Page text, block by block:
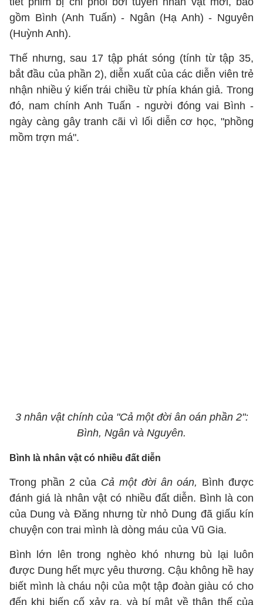
gồm Bình (Anh Tuấn) - Ngân (Hạ Anh) - Nguyên
(Huỳnh Anh).
Thế nhưng, sau 17 tập phát sóng (tính từ tập 35,
bắt đầu của phần 2), diễn xuất của các diễn viên trẻ
nhận nhiều ý kiến trái chiều từ phía khán giả. Trong
đó, nam chính Anh Tuấn - người đóng vai Bình -
ngày càng gây tranh cãi vì lối diễn cơ học, "phồng
mồm trợn má".
3 nhân vật chính của "Cả một đời ân oán phần 2":
Bình, Ngân và Nguyên.
Bình là nhân vật có nhiều đất diễn
Trong phần 2 của Cả một đời ân oán, Bình được
đánh giá là nhân vật có nhiều đất diễn. Bình là con
của Dung và Đăng nhưng từ nhỏ Dung đã giấu kín
chuyện con trai mình là dòng máu của Vũ Gia.
Bình lớn lên trong nghèo khó nhưng bù lại luôn
được Dung hết mực yêu thương. Cậu không hề hay
biết mình là cháu nội của một tập đoàn giàu có cho
đến khi biến cố xảy ra, và bí mật về thân thế của